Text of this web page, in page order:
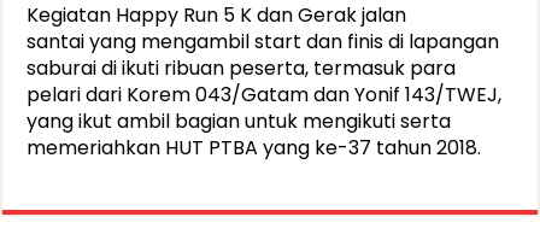
Kegiatan Happy Run 5 K dan Gerak jalan
santaiyang mengambil start dan finis di lapangan
saburai diikuti ribuan peserta, termasuk para
pelari dari Korem 043/Gatam dan Yonif 143/TWEJ,
yang ikut ambil bagian untuk mengikuti serta
memeriahkan HUT PTBA yang ke-37 tahun2018.